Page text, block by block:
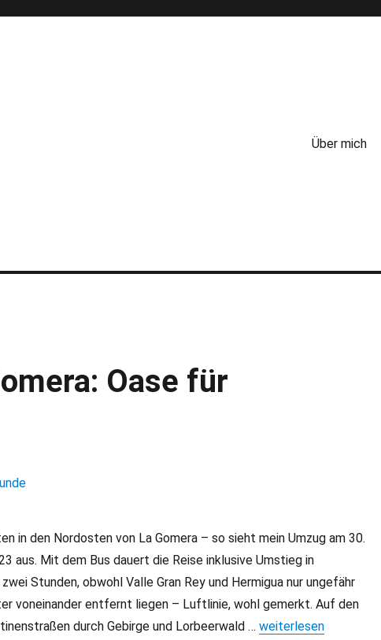
Über mich
Oase für
in den Nordosten von La Gomera – so sieht mein Umzug am 30.
aus. Mit dem Bus dauert die Reise inklusive Umstieg in
Stunden, obwohl Valle Gran Rey und Hermigua nur ungefähr
voneinander entfernt liegen – Luftlinie, wohl gemerkt. Auf den
durch Gebirge und Lorbeerwald … „Hermigua auf La
weiterlesen